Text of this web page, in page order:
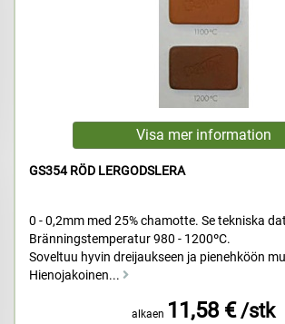
GS354 RÖD LERGODSLERA
0 - 0,2mm med 25% chamotte. Se tekniska
Bränningstemperatur 980 - 1200ºC.
Soveltuu hyvin dreijaukseen ja pienehköön
Hienojakoinen...
alkaen 11,58 € /stk